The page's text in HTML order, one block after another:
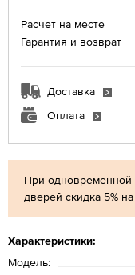
При одновременной
дверей скидка 5% на
Характеристики:
Модель:
Расчет на месте
Гарантия и возврат
Доставка
Оплата